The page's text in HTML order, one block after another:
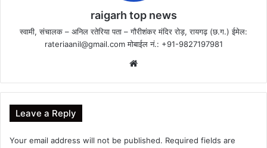
raigarh top news
स्वामी, संचालक – अनिल रतेरिया पता – गौरीशंकर मंदिर रोड़, रायगढ़ (छ.ग.) ईमेल:
rateriaanil@gmail.comमोबाईल नं.: +91-9827197981
Leave a Reply
Your email address will not be published. Required fields are